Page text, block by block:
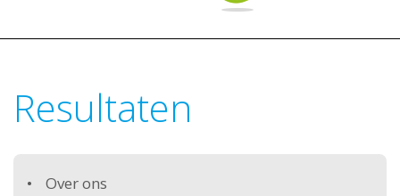
Resultaten
Over ons